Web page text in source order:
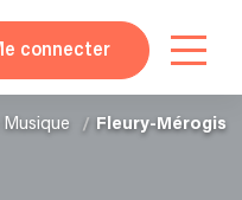
connecter
Fleury-Mérogis